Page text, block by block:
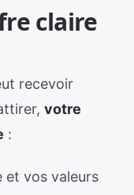
claire
recevoir
votre
:
et vos valeurs